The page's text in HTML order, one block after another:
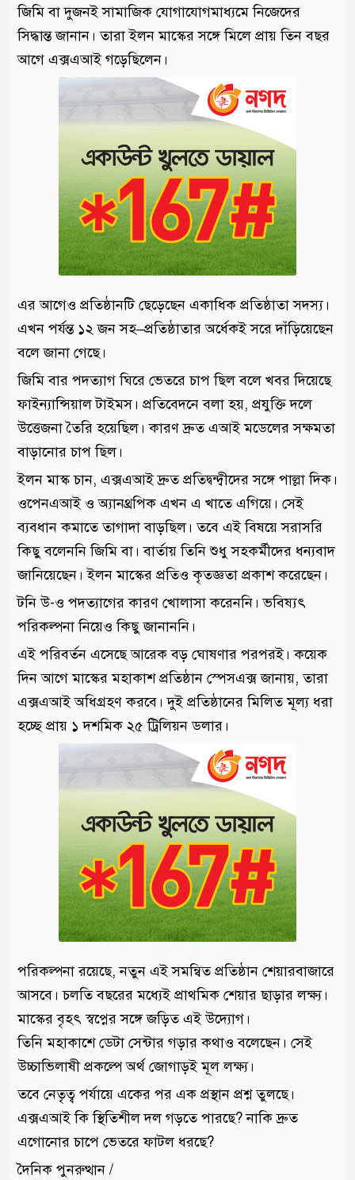
জিমি বা দুজনই সামাজিক যোগাযোগমাধ্যমে নিজেদের
সিদ্ধান্ত জানান। তারা ইলন মাস্কের সঙ্গে মিলে প্রায় তিন বছর
আগে এক্সএআই গড়েছিলেন।
এর আগেও প্রতিষ্ঠানটি ছেড়েছেন একাধিক প্রতিষ্ঠাতা সদস্য।
এখন পর্যন্ত ১২ জন সহ–প্রতিষ্ঠাতার অর্ধেকই সরে দাঁড়িয়েছেন
বলে জানা গেছে।
জিমি বার পদত্যাগ ঘিরে ভেতরে চাপ ছিল বলে খবর দিয়েছে
ফাইন্যান্সিয়াল টাইমস। প্রতিবেদনে বলা হয়, প্রযুক্তি দলে
উত্তেজনা তৈরি হয়েছিল। কারণ দ্রুত এআই মডেলের সক্ষমতা
বাড়ানোর চাপ ছিল।
ইলন মাস্ক চান, এক্সএআই দ্রুত প্রতিদ্বন্দ্বীদের সঙ্গে পাল্লা দিক।
ওপেনএআই ও অ্যানথ্রপিক এখন এ খাতে এগিয়ে। সেই
ব্যবধান কমাতে তাগাদা বাড়ছিল। তবে এই বিষয়ে সরাসরি
কিছু বলেননি জিমি বা। বার্তায় তিনি শুধু সহকর্মীদের ধন্যবাদ
জানিয়েছেন। ইলন মাস্কের প্রতিও কৃতজ্ঞতা প্রকাশ করেছেন।
টনি উ-ও পদত্যাগের কারণ খোলাসা করেননি। ভবিষ্যৎ
পরিকল্পনা নিয়েও কিছু জানাননি।
এই পরিবর্তন এসেছে আরেক বড় ঘোষণার পরপরই। কয়েক
দিন আগে মাস্কের মহাকাশ প্রতিষ্ঠান স্পেসএক্স জানায়, তারা
এক্সএআই অধিগ্রহণ করবে। দুই প্রতিষ্ঠানের মিলিত মূল্য ধরা
হচ্ছে প্রায় ১ দশমিক ২৫ ট্রিলিয়ন ডলার।
পরিকল্পনা রয়েছে, নতুন এই সমন্বিত প্রতিষ্ঠান শেয়ারবাজারে
আসবে। চলতি বছরের মধ্যেই প্রাথমিক শেয়ার ছাড়ার লক্ষ্য।
মাস্কের বৃহৎ স্বপ্নের সঙ্গে জড়িত এই উদ্যোগ।
তিনি মহাকাশে ডেটা সেন্টার গড়ার কথাও বলেছেন। সেই
উচ্চাভিলাষী প্রকল্পে অর্থ জোগাড়ই মূল লক্ষ্য।
তবে নেতৃত্ব পর্যায়ে একের পর এক প্রস্থান প্রশ্ন তুলছে।
এক্সএআই কি স্থিতিশীল দল গড়তে পারছে? নাকি দ্রুত
এগোনোর চাপে ভেতরে ফাটল ধরছে?
দৈনিক পুনরুত্থান /